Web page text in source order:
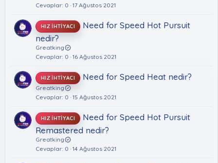
Cevaplar 0 17 Ağustos 2021
HIZ İHTIYACI
Need for Speed Hot Pursuit
nedir?
Greatking
Cevaplar 0 16 Ağustos 2021
HIZ İHTIYACI Need for Speed Heat nedir?
Greatking
Cevaplar 0 15 Ağustos 2021
HIZ İHTIYACI
Need for Speed Hot Pursuit
Remastered nedir?
Greatking
Cevaplar 0 14 Ağustos 2021